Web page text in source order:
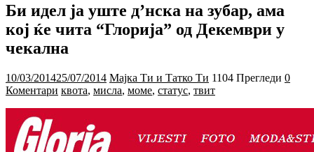
Би идел ја уште д’нска на зубар, ама
кој ќе чита “Глорија” од Декември у
чекална
10/03/201425/07/2014 Мајка Ти и Татко Ти 1104 Прегледи 0
Коментари квота, мисла, моме, статус, твит